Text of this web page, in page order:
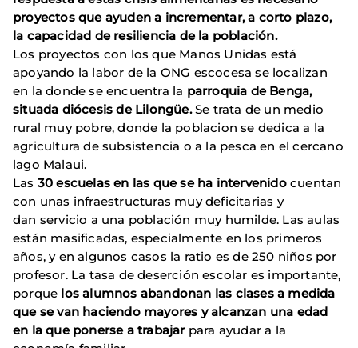
proyectos que ayuden a incrementar, a corto plazo,
la capacidad de resiliencia de la población.
Los proyectos con los que Manos Unidas está
apoyando la labor de la ONG escocesa se localizan
en la donde se encuentra la parroquia de Benga,
situada diócesis de Lilongüe.Se trata de un medio
rural muy pobre, donde la poblacion se dedica a la
agricultura de subsistencia o a la pesca en el cercano
lago Malaui.
Las 30 escuelas en las que se ha intervenidocuentan
con unas infraestructuras muy deficitarias y
dan servicio a una población muy humilde. Las aulas
están masificadas, especialmente en los primeros
años, y en algunos casos la ratio es de 250 niños por
profesor. La tasa de deserción escolar es importante,
porque los alumnos abandonan las clases a medida
que se van haciendo mayores y alcanzan una edad
en la que ponerse a trabajar para ayudar a la